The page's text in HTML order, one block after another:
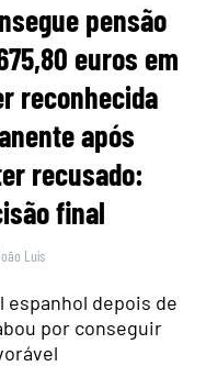
pensão
euros em
reconhecida
após
recusado:
final
Luís
espanhol depois de
por conseguir